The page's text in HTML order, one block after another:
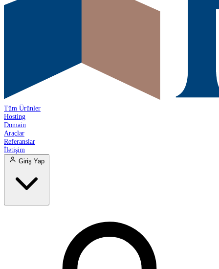
Tüm Ürünler
Hosting
Domain
Araçlar
Referanslar
İletişim
Giriş Yap